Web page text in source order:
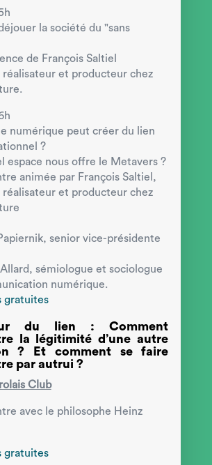
la société du "sans
de François Saltiel
et producteur chez
numérique peut créer du lien
?
espace nous offre le Metavers ?
animée par François Saltiel,
et producteur chez
senior vice-présidente
sémiologue et sociologue
numérique.
gratuites
du lien : Comment
la légitimité d’une autre
? Et comment se faire
par autrui ?
Club
avec le philosophe Heinz
gratuites